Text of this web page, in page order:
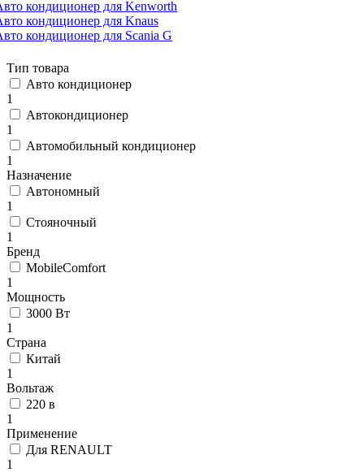
кондиционер для Kenworth
кондиционер для Knaus
кондиционер для Scania G
Тип товара
Авто кондиционер
1
Автокондиционер
1
Автомобильный кондиционер
1
Назначение
Автономный
1
Стояночный
1
Бренд
MobileComfort
1
Мощность
3000 Вт
1
Страна
Китай
1
Вольтаж
220 в
1
Применение
Для RENAULT
1